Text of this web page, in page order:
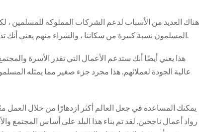
هذا يعني أيضًا أنك ستدعم الأعمال التي تقدر الأسرة
عالية الجودة لعملائهم. هذا مجرد جزء صغير مما يمثله
يمكنك المساعدة في جعل العالم أكثر ازدهارًا من خلال العمل
رواد أعمال ناجحين. لقد تم بناء هذا البلد على أساس المجتمع